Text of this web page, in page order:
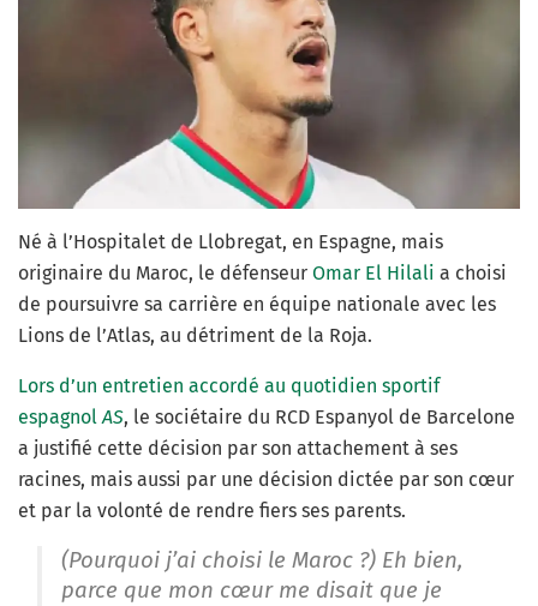
Né à l’Hospitalet de Llobregat, en Espagne, mais
originaire du Maroc, le défenseur Omar El Hilali a choisi
de poursuivre sa carrière en équipe nationale avec les
Lions de l’Atlas, au détriment de la Roja.
Lors d’un entretien accordé au quotidien sportif
espagnolAS, le sociétaire du RCD Espanyol de Barcelone
a justifié cette décision par son attachement à ses
racines, mais aussi par une décision dictée par son cœur
et par la volonté de rendre fiers ses parents.
(Pourquoi j’ai choisi le Maroc ?) Eh bien,
parce que mon cœur me disait que je